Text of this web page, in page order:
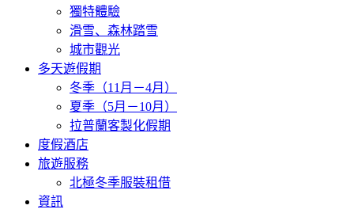
獨特體驗
滑雪、森林踏雪
城市觀光
多天遊假期
冬季（11月－4月）
夏季（5月－10月）
拉普蘭客製化假期
度假酒店
旅遊服務
北極冬季服裝租借
資訊